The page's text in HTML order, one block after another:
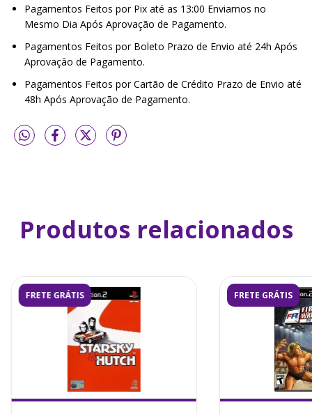
Pagamentos Feitos por Pix até as 13:00 Enviamos no
Mesmo Dia Após Aprovação de Pagamento.
Pagamentos Feitos por Boleto Prazo de Envio até 24h Após
Aprovação de Pagamento.
Pagamentos Feitos por Cartão de Crédito Prazo de Envio até
48h Após Aprovação de Pagamento.
Produtos relacionados
FRETE GRÁTIS FRETE GRÁTIS